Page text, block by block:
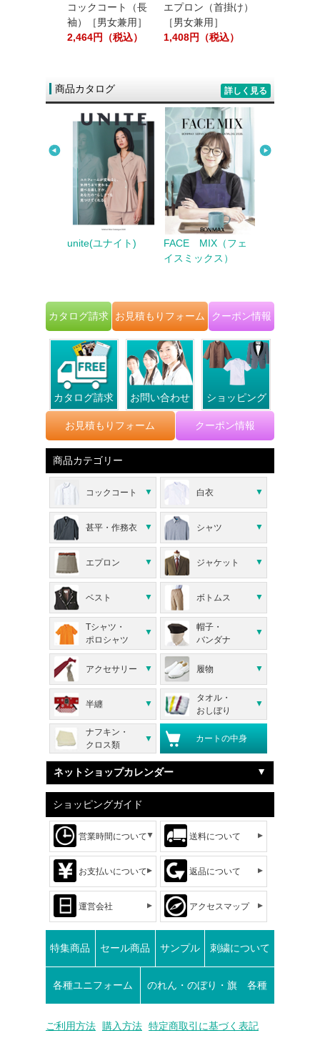
コックコート（長
袖）［男女兼用］
2,464円（税込）
エプロン（首掛け）
［男女兼用］
1,408円（税込）
商品カタログ 詳しく見る
unite(ユナイト)
FACE MIX（フェ
イスミックス）
カタログ請求 お見積もりフォーム クーポン情報
カタログ請求 お問い合わせ ショッピング
お見積もりフォーム クーポン情報
商品カテゴリー
コックコート 白衣
甚平・作務衣 シャツ
エプロン ジャケット
ベスト ボトムス
Tシャツ・
ポロシャツ
帽子・
バンダナ
アクセサリー 履物
半纏
タオル・
おしぼり
ナフキン・
クロス類
カートの中身
ネットショップカレンダー
ショッピングガイド
営業時間について 送料について
お支払いについて 返品について
運営会社 アクセスマップ
特集商品 セール商品 サンプル 刺繍について
各種ユニフォーム のれん・のぼり・旗 各種
ご利用方法 購入方法 特定商取引に基づく表記